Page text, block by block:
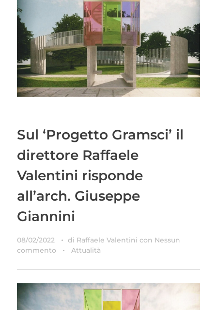
Sul ‘Progetto Gramsci’ il
direttore Raffaele
Valentini risponde
all’arch. Giuseppe
Giannini
08/02/2022 di Raffaele Valentini con Nessun
commento
Attualità